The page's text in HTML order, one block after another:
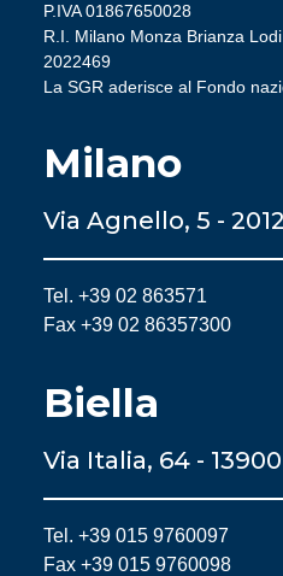
P.IVA 01867650028
R.I. Milano Monza Brianza
2022469
La SGR aderisce al Fondo
Milano
Via Agnello, 5 -
Tel. +39 02 863571
Fax +39 02 86357300
Biella
Via Italia, 64 - 13900
Tel. +39 015 9760097
Fax +39 015 9760098